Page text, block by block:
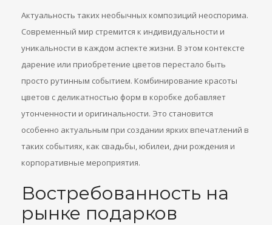
Актуальность таких необычных композиций неоспорима.
Современный мир стремится к индивидуальности и
уникальности в каждом аспекте жизни. В этом контексте
дарение или приобретение цветов перестало быть
просто рутинным событием. Комбинирование красоты
цветов с деликатностью форм в коробке добавляет
утонченности и оригинальности. Это становится
особенно актуальным при создании ярких впечатлений в
таких событиях, как свадьбы, юбилеи, дни рождения и
корпоративные мероприятия.
Востребованность на
рынке подарков